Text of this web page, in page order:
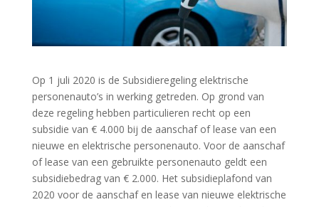
Op 1 juli 2020 is de Subsidieregeling elektrische
personenauto’s in werking getreden. Op grond van
deze regeling hebben particulieren recht op een
subsidie van € 4.000 bij de aanschaf of lease van een
nieuwe en elektrische personenauto. Voor de aanschaf
of lease van een gebruikte personenauto geldt een
subsidiebedrag van € 2.000. Het subsidieplafond van
2020 voor de aanschaf en lease van nieuwe elektrische